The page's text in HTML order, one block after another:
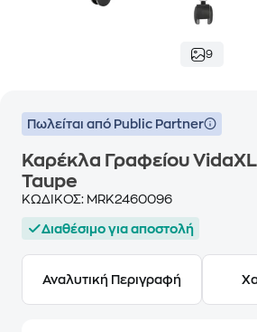
9
Πωλείται από Public Partner
Καρέκλα Γραφείου
Taupe
ΚΩΔΙΚΟΣ: MRK2460096
Διαθέσιμο για αποστολή
Αναλυτική Περιγραφή